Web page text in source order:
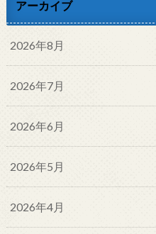
アーカイブ
2026年8月
2026年7月
2026年6月
2026年5月
2026年4月